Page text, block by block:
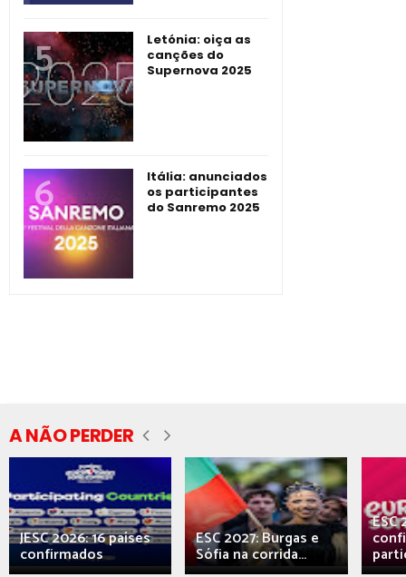
Letónia: oiça as
canções do
Supernova 2025
Itália: anunciados
os participantes
do Sanremo 2025
A NÃO PERDER
JESC 2026: 16 países
confirmados
ESC 2027: Burgas e
Sófia na corrida...
ESC